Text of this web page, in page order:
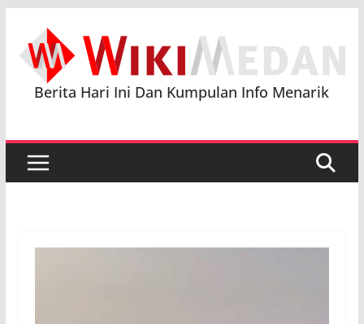
content
Berita Hari Ini Dan Kumpulan Info Menarik